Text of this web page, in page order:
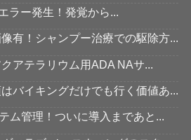
ラー発生！発覚から...
有！シャンプー治療での駆除方...
アテラリウム用ADA NAサ...
バイキングだけでも行く価値あ...
ム管理！ついに導入まであと...